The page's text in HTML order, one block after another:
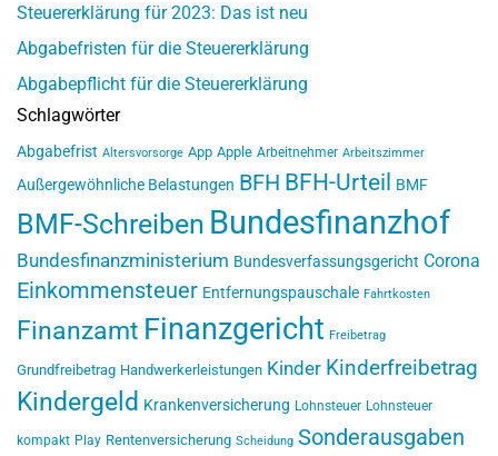
Steuererklärung für 2023: Das ist neu
Abgabefristen für die Steuererklärung
Abgabepflicht für die Steuererklärung
Schlagwörter
Abgabefrist Altersvorsorge App Apple Arbeitnehmer Arbeitszimmer
Außergewöhnliche Belastungen BFH BFH-Urteil BMF
BMF-Schreiben Bundesfinanzhof
Bundesfinanzministerium Bundesverfassungsgericht Corona
Einkommensteuer Entfernungspauschale Fahrtkosten
Finanzamt Finanzgericht Freibetrag
Grundfreibetrag Handwerkerleistungen Kinder Kinderfreibetrag
Kindergeld Krankenversicherung Lohnsteuer Lohnsteuer
kompakt Play Rentenversicherung Scheidung Sonderausgaben